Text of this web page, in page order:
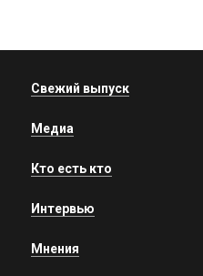
Свежий выпуск
Медиа
Кто есть кто
Интервью
Мнения